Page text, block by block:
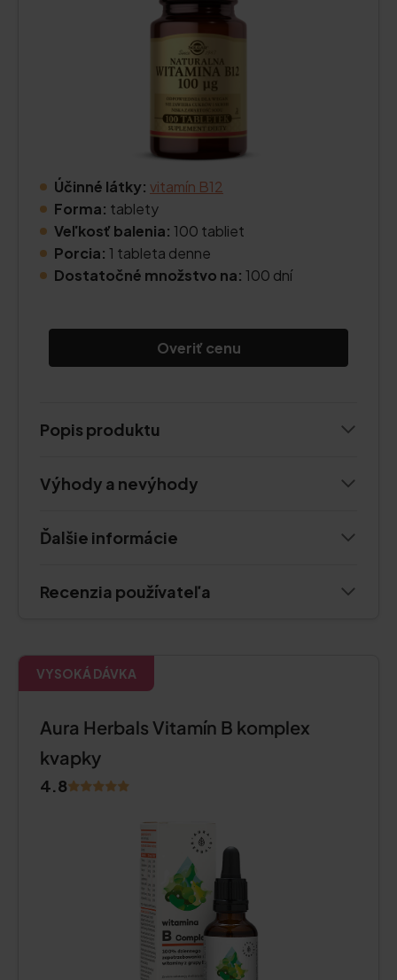
Účinné látky: vitamín B12
Forma: tablety
Veľkosť balenia: 100 tabliet
Porcia: 1 tableta denne
Dostatočné množstvo na: 100 dní
Overiť cenu
Popis produktu
Výhody a nevýhody
Ďalšie informácie
Recenzia používateľa
VYSOKÁ DÁVKA
Aura Herbals Vitamín B komplex
kvapky
4.8